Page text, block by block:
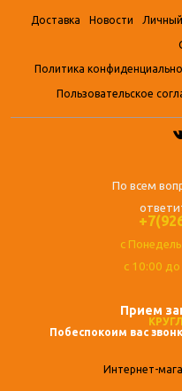
Доставка Новости
Политика
Пользовательское
По всем
с
с 10:00
Прием
Побеспокоим вас
Интернет-